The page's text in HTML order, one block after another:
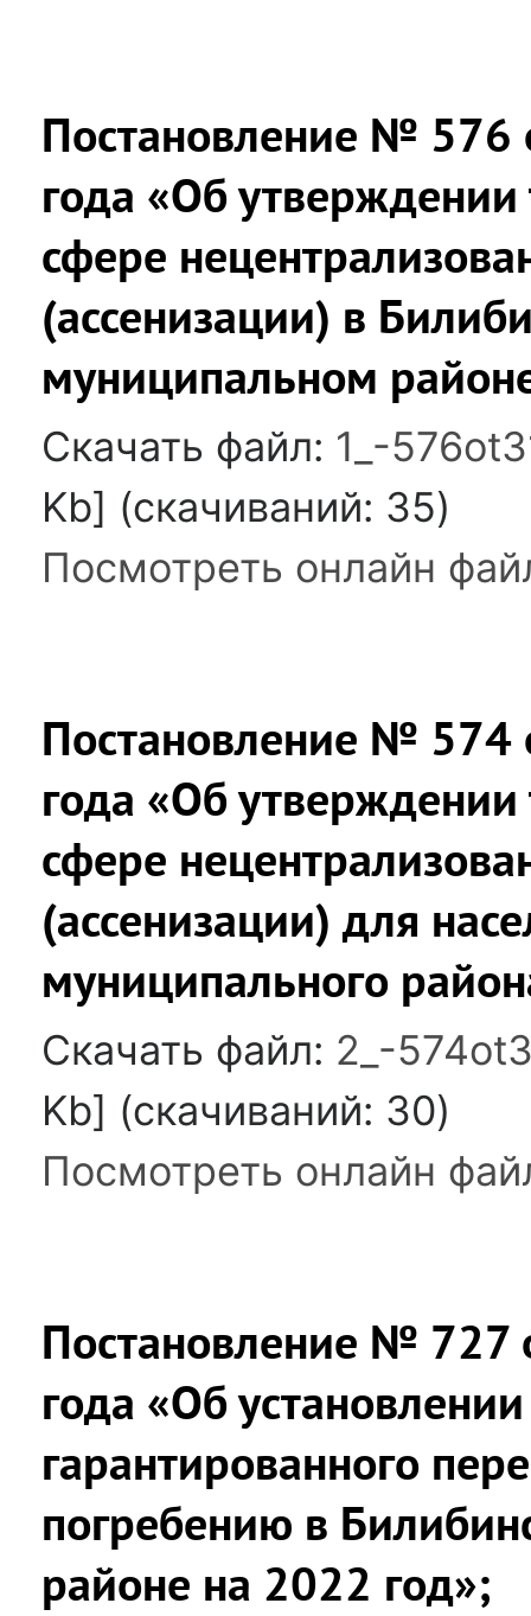
Постановление № 576
года «Об утверждении
сфере
(ассенизации) в
муниципальном
Скачать файл: 1_-
Kb] (cкачиваний: 35)
Посмотреть онлайн
Постановление № 574
года «Об утверждении
сфере
(ассенизации) для
муниципального
Скачать файл: 2_-
Kb] (cкачиваний: 30)
Посмотреть онлайн
Постановление № 727
года «Об
гарантированного
погребению в
районе на 2022 год»;